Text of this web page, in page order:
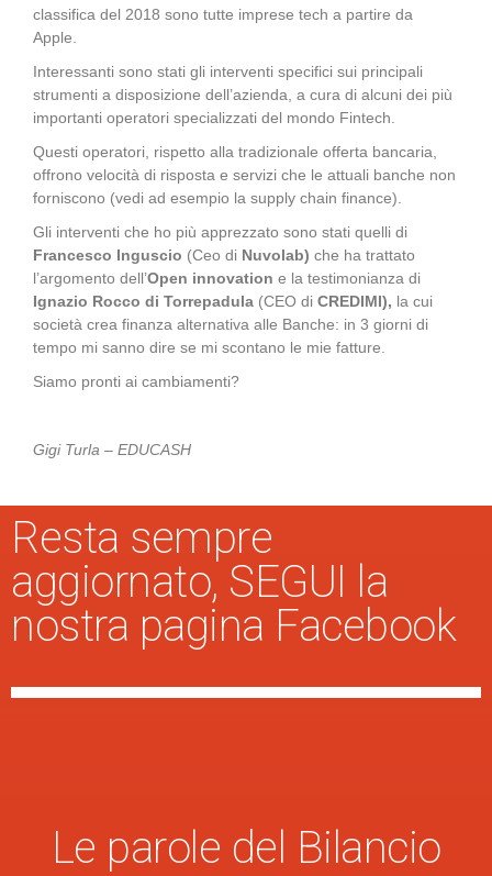
classifica del 2018 sono tutte imprese tech a partire da
Apple.
Interessanti sono stati gli interventi specifici sui principali
strumenti a disposizione dell’azienda, a cura di alcuni dei più
importanti operatori specializzati del mondo Fintech.
Questi operatori, rispetto alla tradizionale offerta bancaria,
offrono velocità di risposta e servizi che le attuali banche non
forniscono (vedi ad esempio la supply chain finance).
Gli interventi che ho più apprezzato sono stati quelli di
Francesco Inguscio (Ceo di Nuvolab) che ha trattato
l’argomento dell’Open innovation e la testimonianza di
Ignazio Rocco di Torrepadula (CEO di CREDIMI), la cui
società crea finanza alternativa alle Banche: in 3 giorni di
tempo mi sanno dire se mi scontano le mie fatture.
Siamo pronti ai cambiamenti?
Gigi Turla – EDUCASH
Resta sempre
aggiornato, SEGUI la
nostra pagina Facebook
Le parole del Bilancio